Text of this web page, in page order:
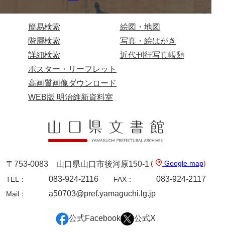
簡易検索
階層検索
詳細検索
絵図・地図
写真・絵はがき
近代刊行写真帳類
ポスター・リーフレット
高画質画像ダウンロード
WEB版 明治維新資料室
〒753-0083 山口県山口市後河原150-1 ( Google map)
TEL：
083-924-2116 FAX： 083-924-2117
Mail： a50703@pref.yamaguchi.lg.jp
公式Facebook 公式X